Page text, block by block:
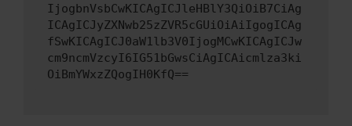
IjogbnVsbCwKICAgICJleHBlY3QiOiB7CiAg
ICAgICJyZXNwb25zZVR5cGUiOiAiIgogICAg
fSwKICAgICJ0aW1lb3V0IjogMCwKICAgICJw
cm9ncmVzcyI6IG51bGwsCiAgICAicmlza3ki
OiBmYWxzZQogIH0KfQ==